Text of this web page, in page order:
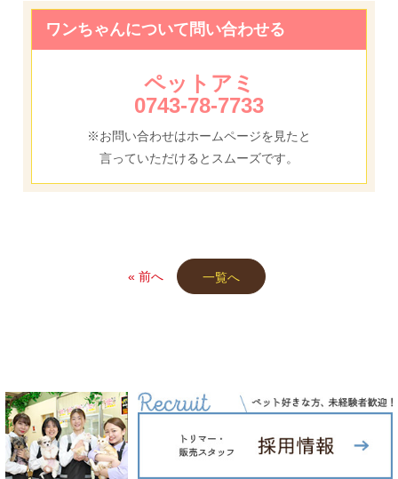
ワンちゃんについて問い合わせる
ペットアミ
0743-78-7733
※お問い合わせはホームページを見たと
言っていただけるとスムーズです。
« 前へ 一覧へ